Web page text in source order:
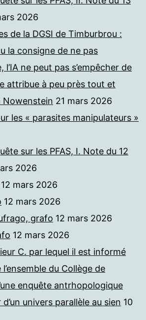
2026
de la DGSI de Timburbrou :
la consigne de ne pas
ne peut pas s’empêcher de
attribue à peu près tout et
Nowenstein 21 mars 2026
les « parasites manipulateurs »
sur les PFAS, I. Note du 12
2026
12 mars 2026
12 mars 2026
grafo 12 mars 2026
12 mars 2026
C. par lequel il est informé
du Collège de
enquête antrhopologique
univers parallèle au sien 10